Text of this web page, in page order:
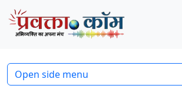
Skip to content
Skip to footer
Open side menu